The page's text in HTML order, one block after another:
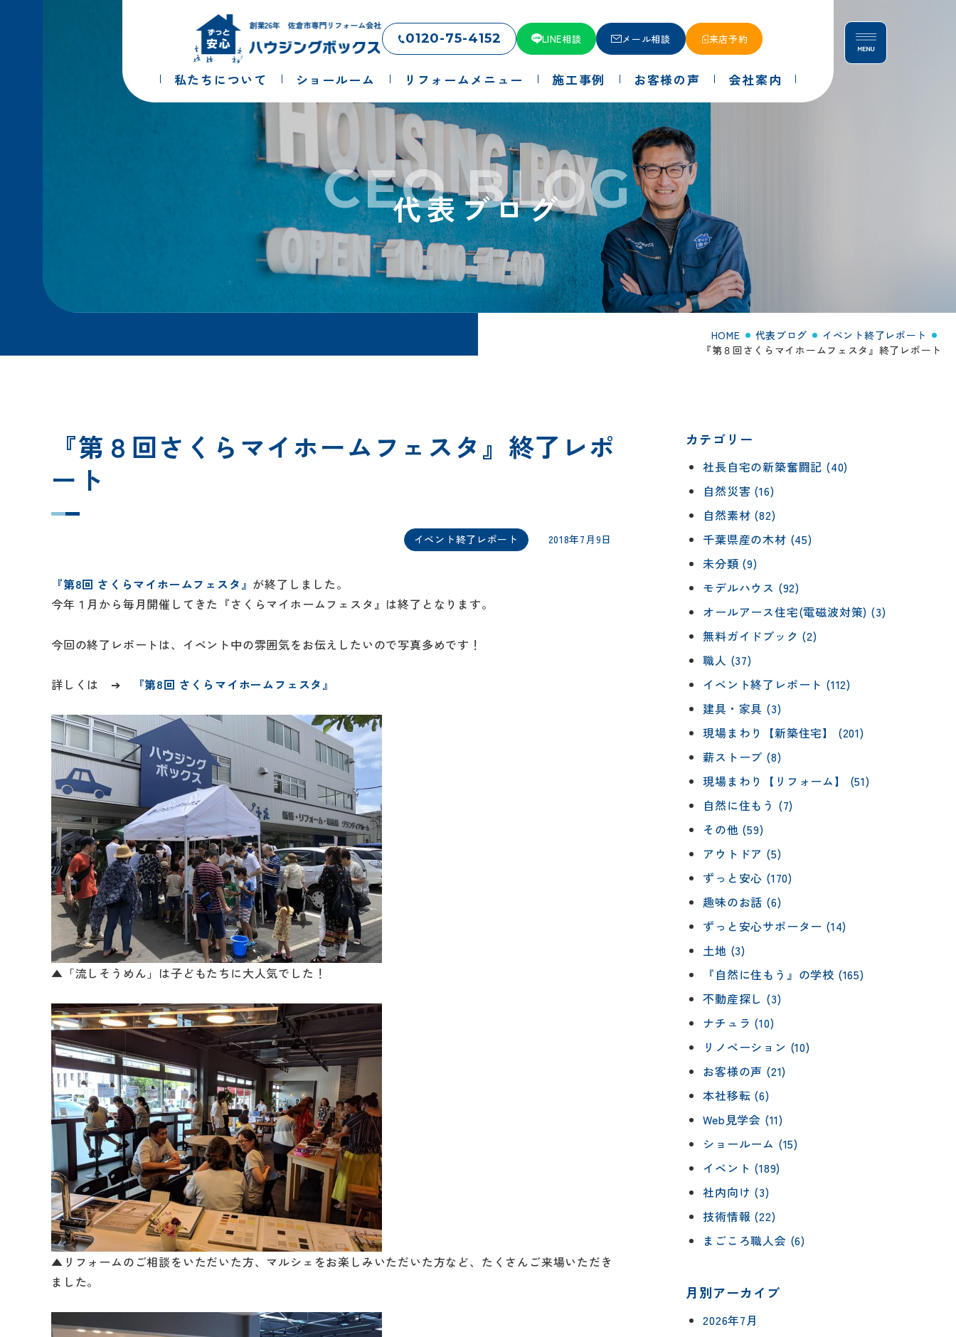
0120-75-4152 LINE相談 メール相談 来店予約
私たちについて ショールーム リフォームメニュー 施工事例 お客様の声 会社案内
代表ブログ
CEO BLOG
HOME 代表ブログ
イベント終了レポート
『第８回さくらマイホームフェスタ』終了レポート
『第８回さくらマイホームフェスタ』終了レポ
ート
イベント終了レポート 2018年7月9日
『第8回 さくらマイホームフェスタ』 が終了しました。
今年１月から毎月開催してきた『さくらマイホームフェスタ』は終了となります。
今回の終了レポートは、イベント中の雰囲気をお伝えしたいので写真多めです！
詳しくは ➔ 『第8回 さくらマイホームフェスタ』
▲「流しそうめん」は子どもたちに大人気でした！
▲リフォームのご相談をいただいた方、マルシェをお楽しみいただいた方など、たくさんご来場いただき
ました。
カテゴリー
社長自宅の新築奮闘記 (40)
自然災害 (16)
自然素材 (82)
千葉県産の木材 (45)
未分類 (9)
モデルハウス (92)
オールアース住宅(電磁波対策) (3)
無料ガイドブック (2)
職人 (37)
イベント終了レポート (112)
建具・家具 (3)
現場まわり【新築住宅】 (201)
薪ストーブ (8)
現場まわり【リフォーム】 (51)
自然に住もう (7)
その他 (59)
アウトドア (5)
ずっと安心 (170)
趣味のお話 (6)
ずっと安心サポーター (14)
土地 (3)
『自然に住もう』の学校 (165)
不動産探し (3)
ナチュラ (10)
リノベーション (10)
お客様の声 (21)
本社移転 (6)
Web見学会 (11)
ショールーム (15)
イベント (189)
社内向け (3)
技術情報 (22)
まごころ職人会 (6)
月別アーカイブ
2026年7月